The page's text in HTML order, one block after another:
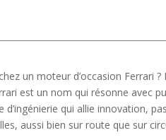
un moteur d’occasion Ferrari
est un nom qui résonne avec
d’ingénierie qui allie innovation,
aussi bien sur route que sur